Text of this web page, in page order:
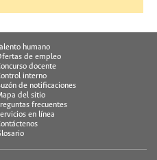
humano
de empleo
docente
interno
de notificaciones
del sitio
frecuentes
en línea